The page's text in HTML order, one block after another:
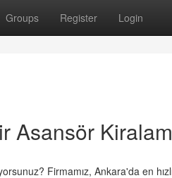
Groups Register Login
Asansör
Firmamız, Ankara'da en